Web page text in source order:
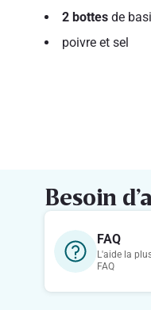
2 bottes de
poivre et sel
Besoin
FAQ
L'aide la
FAQ